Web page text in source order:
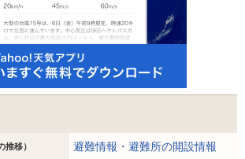
推移） 避難情報・避難所の開設情報